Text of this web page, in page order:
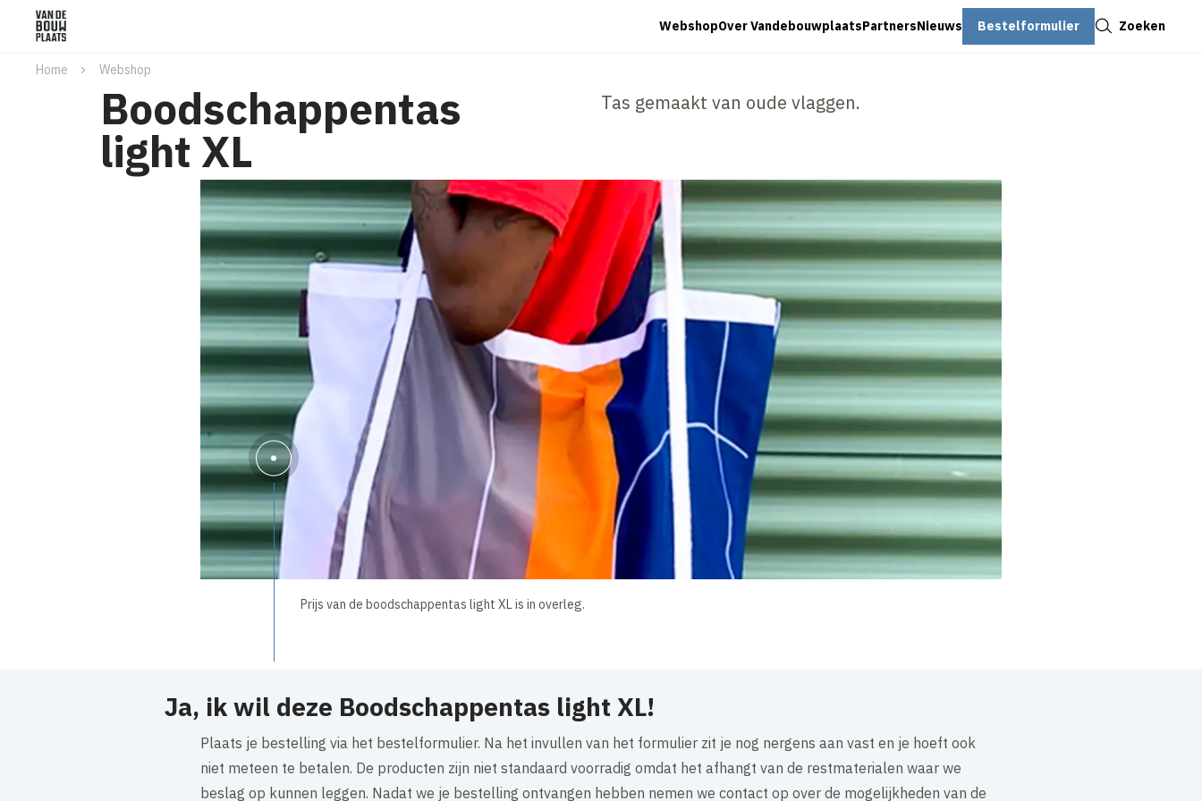
WebshopOver VandebouwplaatsPartnersNieuws Bestelformulier Zoeken
Home Webshop
Boodschappentas
light XL
Tas gemaakt van oude vlaggen.
Prijs van de boodschappentas light XL is in overleg.
Ja, ik wil deze Boodschappentas light XL!
Plaats je bestelling via het bestelformulier. Na het invullen van het formulier zit je nog nergens aan vast en je hoeft ook
niet meteen te betalen. De producten zijn niet standaard voorradig omdat het afhangt van de restmaterialen waar we
beslag op kunnen leggen. Nadat we je bestelling ontvangen hebben nemen we contact op over de mogelijkheden van de
Sluiten